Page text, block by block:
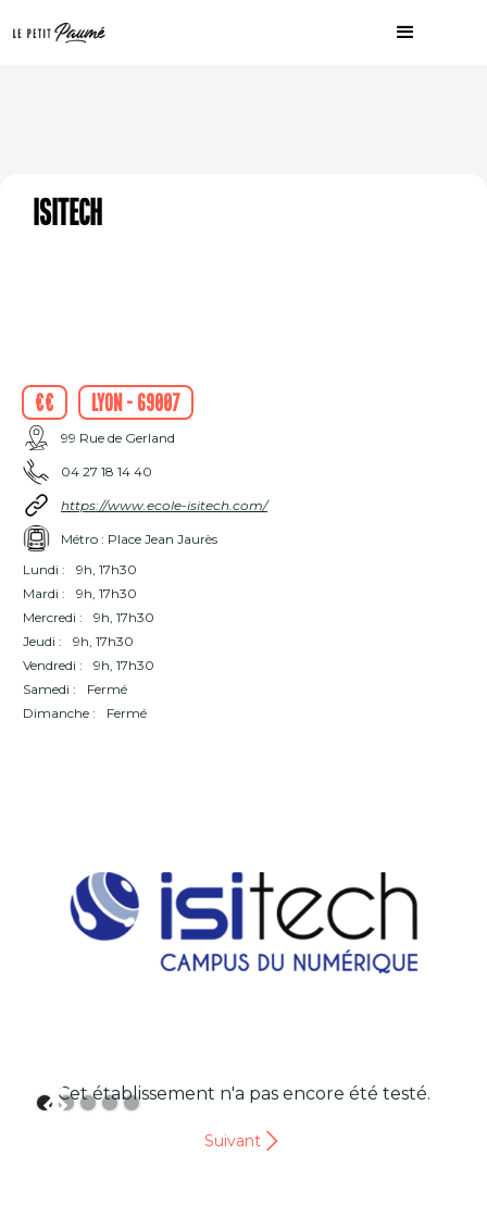
ISITECH
€€ Lyon - 69007
99 Rue de Gerland
04 27 18 14 40
https://www.ecole-isitech.com/
Métro : Place Jean Jaurès
Lundi :
9h, 17h30
Mardi :
9h, 17h30
Mercredi :
9h, 17h30
Jeudi :
9h, 17h30
Vendredi :
9h, 17h30
Samedi :
Fermé
Dimanche :
Fermé
Cet établissement n'a pas encore été testé.
Suivant